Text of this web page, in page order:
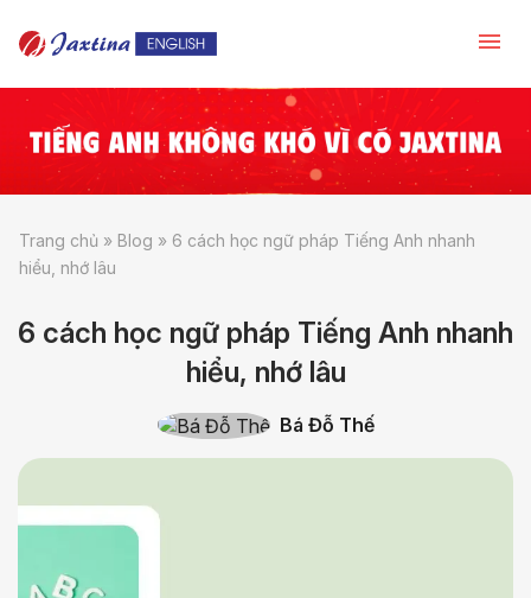
Trang chủ » Blog » 6 cách học ngữ pháp Tiếng Anh nhanh
hiểu, nhớ lâu
6 cách học ngữ pháp Tiếng Anh nhanh
hiểu, nhớ lâu
Bá Đỗ Thế